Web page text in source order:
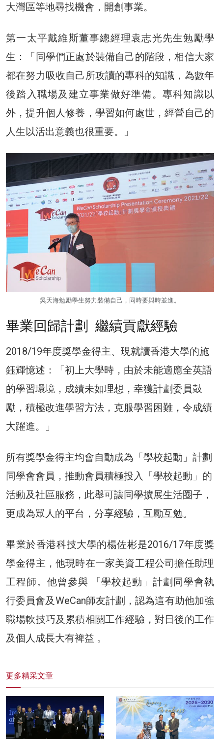
大灣區等地尋找機會，開創事業。
第一太平戴維斯董事總經理袁志光先生勉勵學
生：「同學們正處於裝備自己的階段，相信大家
都在努力吸收自己所攻讀的專科的知識，為數年
後踏入職場及建立事業做好準備。專科知識以
外，提升個人修養，學習如何處世，經營自己的
人生以活出意義也很重要。」
吳天海勉勵學生努力裝備自己，同時要與時並進。
畢業回歸計劃 繼續貢獻經驗
2018/19年度獎學金得主、現就讀香港大學的施
鈺輝憶述：「初上大學時，由於未能適應全英語
的學習環境，成績未如理想，幸獲計劃委員鼓
勵，積極改進學習方法，克服學習困難，令成績
大躍進。」
所有獎學金得主均會自動成為「學校起動」計劃
同學會會員，推動會員積極投入「學校起動」的
活動及社區服務，此舉可讓同學擴展生活圈子，
更成為眾人的平台，分享經驗，互勵互勉。
畢業於香港科技大學的楊佐彬是2016/17年度獎
學金得主，他現時在一家美資工程公司擔任助理
工程師。他曾參與 「學校起動」計劃同學會執
行委員會及WeCan師友計劃，認為這有助他加強
職場軟技巧及累積相關工作經驗，對日後的工作
及個人成長大有裨益 。
更多精采文章